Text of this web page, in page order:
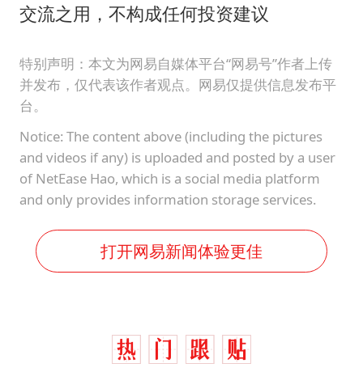
交流之用，不构成任何投资建议
特别声明：本文为网易自媒体平台“网易号”作者上传
并发布，仅代表该作者观点。网易仅提供信息发布平
台。
Notice: The content above (including the pictures
and videos if any) is uploaded and posted by a user
of NetEase Hao, which is a social media platform
and only provides information storage services.
打开网易新闻体验更佳